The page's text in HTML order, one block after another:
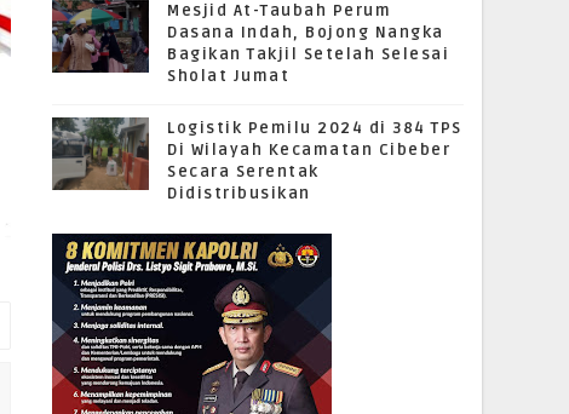
Mesjid At-Taubah Perum
Dasana Indah, Bojong Nangka
Bagikan Takjil Setelah Selesai
Sholat Jumat
Logistik Pemilu 2024 di 384 TPS
Di Wilayah Kecamatan Cibeber
Secara Serentak
Didistribusikan